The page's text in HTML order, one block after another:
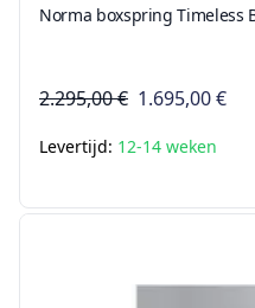
Norma boxspring Timeless
2.295,00 € 1.695,00 €
Levertijd: 12-14 weken